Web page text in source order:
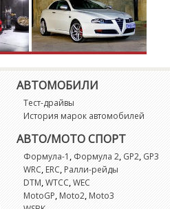
АВТОМОБИЛИ
Тест-драйвы
История марок автомобилей
АВТО/МОТО СПОРТ
Формула-1 , Формула 2, GP2, GP3
WRC,ERC,Ралли-рейды
DTM,WTCC,WEC
MotoGP,Moto2,Moto3